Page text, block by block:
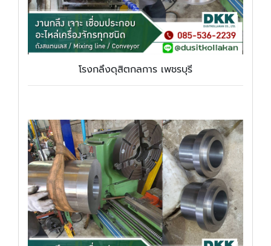
โรงกลึงดุสิตกลการ เพชรบุรี